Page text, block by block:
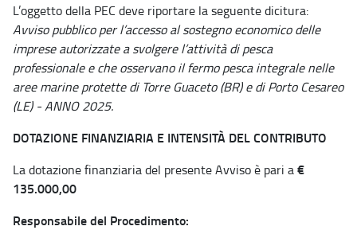
L’oggetto della PEC deve riportare la seguente dicitura:
Avviso pubblico per l’accesso al sostegno economico delle
imprese autorizzate a svolgere l’attività di pesca
professionale e che osservano il fermo pesca integrale nelle
aree marine protette di Torre Guaceto (BR) e di Porto Cesareo
(LE) - ANNO 2025.
DOTAZIONE FINANZIARIA E INTENSITÀ DEL CONTRIBUTO
La dotazione finanziaria del presente Avviso è pari a€
135.000,00
Responsabile del Procedimento: